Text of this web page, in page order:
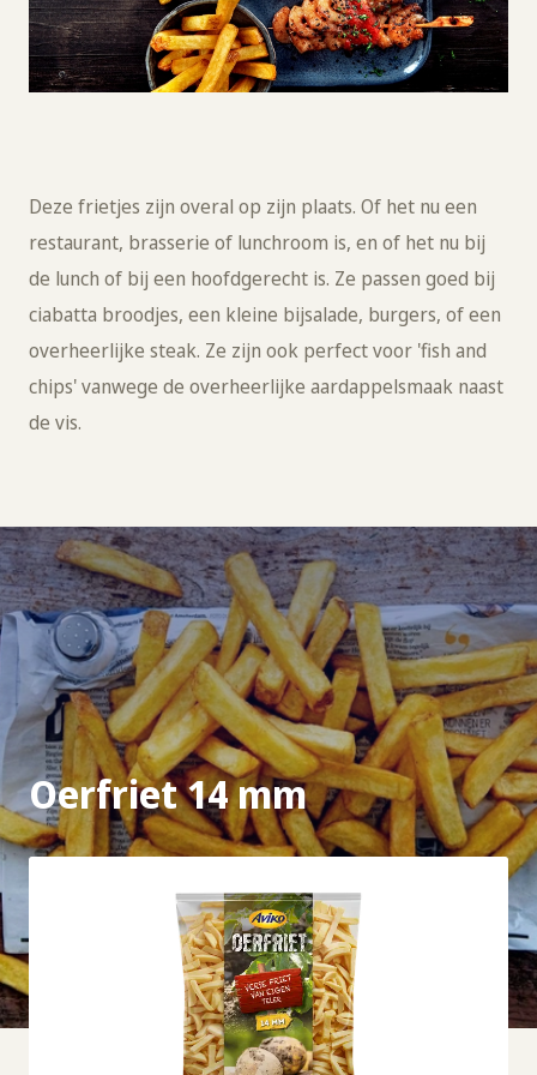
Deze frietjes zijn overal op zijn plaats. Of het nu een
restaurant, brasserie of lunchroom is, en of het nu bij
de lunch of bij een hoofdgerecht is. Ze passen goed bij
ciabatta broodjes, een kleine bijsalade, burgers, of een
overheerlijke steak. Ze zijn ook perfect voor 'fish and
chips' vanwege de overheerlijke aardappelsmaak naast
de vis.
Oerfriet 14 mm